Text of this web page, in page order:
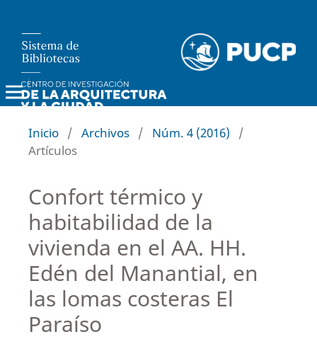
Investiga Territorios
Inicio / Archivos / Núm. 4 (2016)
/
Artículos
Confort térmico y
habitabilidad de la
vivienda en el AA. HH.
Edén del Manantial, en
las lomas costeras El
Paraíso